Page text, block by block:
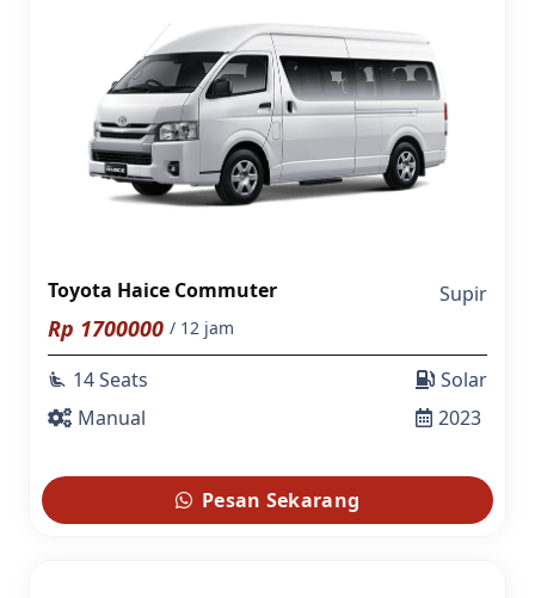
Toyota Haice Commuter Supir
Rp 1700000 / 12 jam
airline_seat_recline_extra 14 Seats
Manual
Solar
2023
Pesan Sekarang